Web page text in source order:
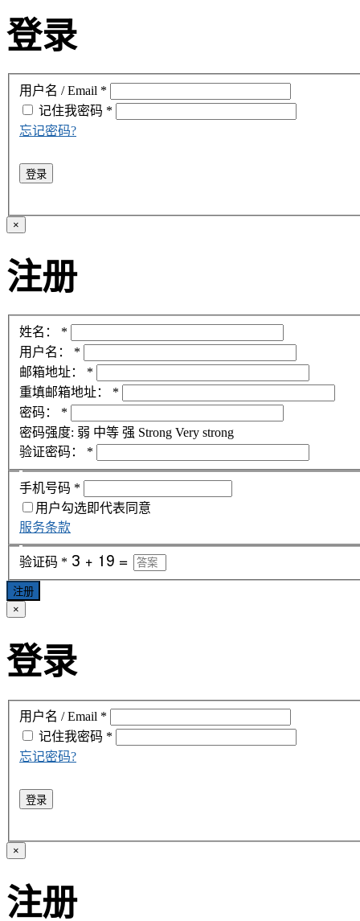
登录
用户名 / Email *
密码 *
记住我
忘记密码?
登录
×
注册
姓名：
*
用户名：
*
邮箱地址：
*
重填邮箱地址：
*
密码：
*
密码强度: 弱 中等 强 Strong Very strong
验证密码：
*
手机号码 *
用户勾选即代表同意
服务条款
验证码 *
注册
×
登录
用户名 / Email *
密码 *
记住我
忘记密码?
登录
×
注册